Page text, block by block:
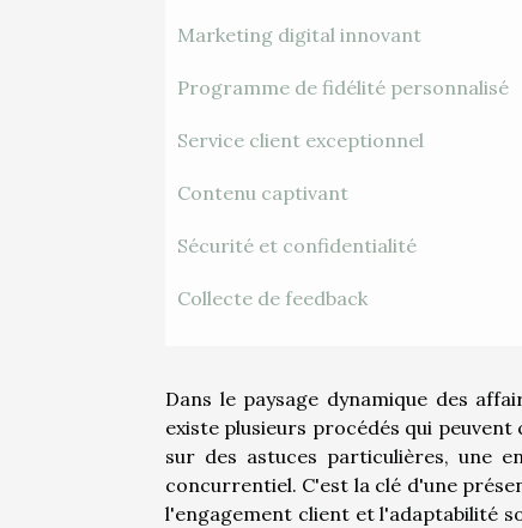
Marketing digital innovant
Programme de fidélité personnalisé
Service client exceptionnel
Contenu captivant
Sécurité et confidentialité
Collecte de feedback
Dans le paysage dynamique des
existe plusieurs procédés qui
sur des astuces particulières, une
concurrentiel. C'est la clé d'une
l'engagement client et l'adaptabilité